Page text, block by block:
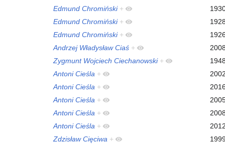
Edmund Chromiński +
Edmund Chromiński +
Edmund Chromiński +
Andrzej Władysław Ciaś +
Zygmunt Wojciech Ciechanowski +
Antoni Cieśla +
Antoni Cieśla +
Antoni Cieśla +
Antoni Cieśla +
Antoni Cieśla +
Zdzisław Cięciwa +